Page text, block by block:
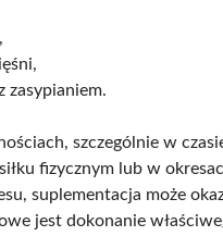
zasypianiem.
szczególnie w
fizycznym lub w
suplementacja może
jest dokonanie